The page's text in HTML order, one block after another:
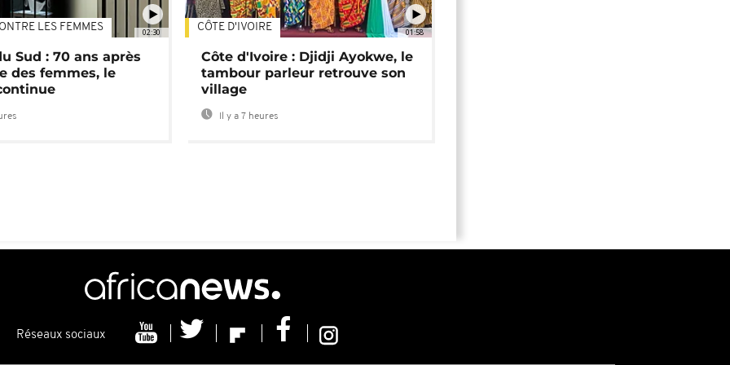
02:30
LES FEMMES
Sud : 70 ans après
des femmes, le
01:58
CÔTE D'IVOIRE
Côte d'Ivoire : Djidji Ayokwe, le
tambour parleur retrouve son
village
Il y a 7 heures
Réseaux sociaux